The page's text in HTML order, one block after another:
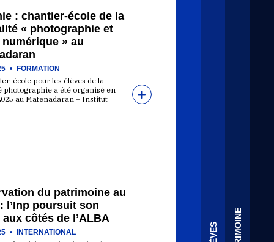
: chantier-école de la
« photographie et
» au
FORMATION
école pour les élèves de la
photographie a été organisé en
au Matenadaran – Institut
du patrimoine au
l’Inp poursuit son
côtés de l’ALBA
INTERNATIONAL